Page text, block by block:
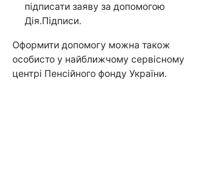
підписати заяву за допомогою
Дія.Підписи.
Оформити допомогу можна також
особисто у найближчому сервісному
центрі Пенсійного фонду України.